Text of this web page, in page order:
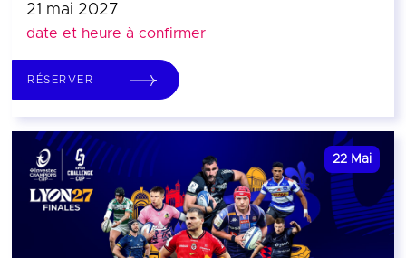
21 mai 2027
date et heure à confirmer
RÉSERVER
22 Mai